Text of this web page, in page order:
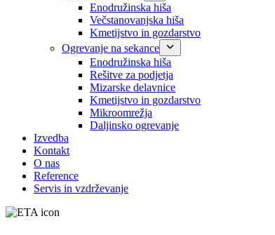
Enodružinska hiša
Večstanovanjska hiša
Kmetijstvo in gozdarstvo
Ogrevanje na sekance
Enodružinska hiša
Rešitve za podjetja
Mizarske delavnice
Kmetijstvo in gozdarstvo
Mikroomrežja
Daljinsko ogrevanje
Izvedba
Kontakt
O nas
Reference
Servis in vzdrževanje